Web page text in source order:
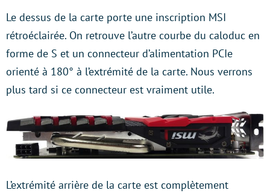
Le dessus de la carte porte une inscription MSI
rétroéclairée. On retrouve l’autre courbe du caloduc en
forme de S et un connecteur d’alimentation PCIe
orienté à 180° à l’extrémité de la carte. Nous verrons
plus tard si ce connecteur est vraiment utile.
L’extrémité arrière de la carte est complètement